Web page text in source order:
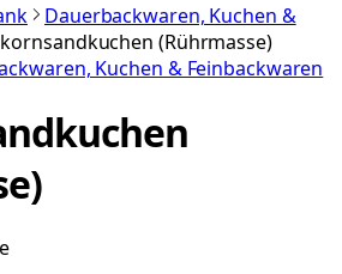
Dauerbackwaren, Kuchen &
(Rührmasse)
Kuchen & Feinbackwaren